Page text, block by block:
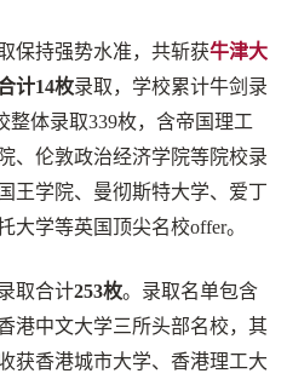
保持强势水准，共斩获牛津大
计14枚录取，学校累计牛剑录
整体录取339枚，含帝国理工
、伦敦政治经济学院等院校录
王学院、曼彻斯特大学、爱丁
大学等英国顶尖名校offer。
取合计253枚。录取名单包含
港中文大学三所头部名校，其
获香港城市大学、香港理工大